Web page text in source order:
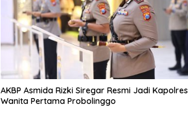
AKBP Asmida Rizki Siregar Resmi Jadi Kapolres
Wanita Pertama Probolinggo